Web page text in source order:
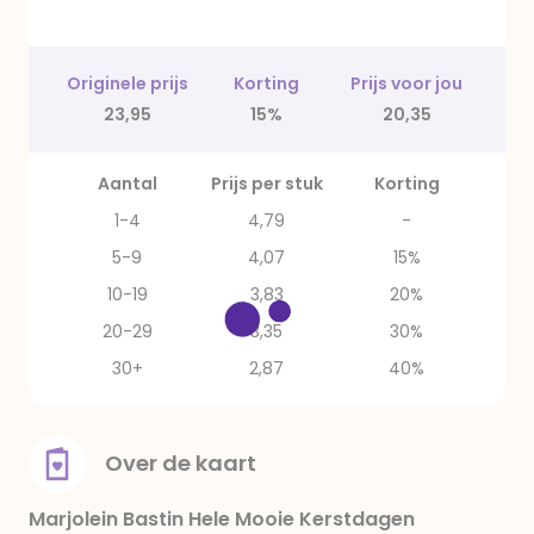
Originele prijs Korting
Prijs voor jou
23,95
15% 20,35
Aantal Prijs per stuk
Korting
1-4
4,79
-
5-9
4,07
15%
10-19
3,83
20%
20-29
3,35
30%
30+
2,87 40%
Over de kaart
Marjolein Bastin Hele Mooie Kerstdagen